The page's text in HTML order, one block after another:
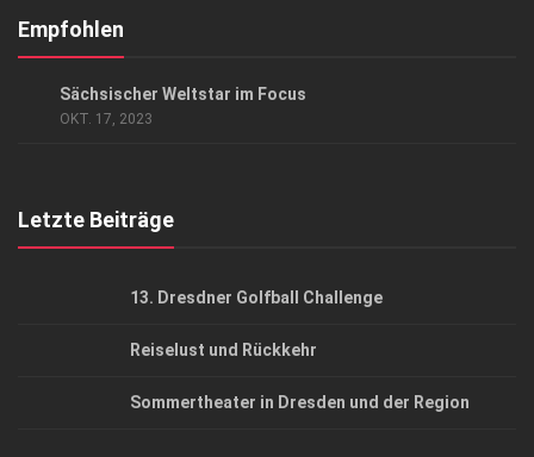
Kontakt, Impressum
Empfohlen
Sächsischer Weltstar im Focus
OKT. 17, 2023
Letzte Beiträge
13. Dresdner Golfball Challenge
Reiselust und Rückkehr
Sommertheater in Dresden und der Region